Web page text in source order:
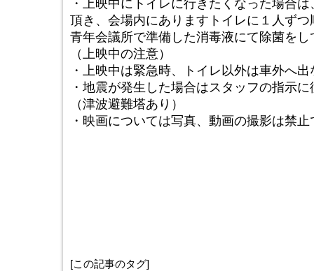
・上映中にトイレに行きたくなった場合
頂き、会場内にありますトイレに１人ず
青年会議所で準備した消毒液にて除菌をし
（上映中の注意）
・上映中は緊急時、トイレ以外は車外へ
・地震が発生した場合はスタッフの指示
（津波避難塔あり）
・映画については写真、動画の撮影は禁
[この記事のタグ]